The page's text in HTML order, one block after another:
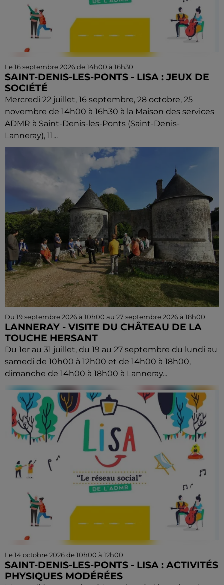
Le 16 septembre 2026 de 14h00 à 16h30
SAINT-DENIS-LES-PONTS - LISA : JEUX DE
SOCIÉTÉ
Mercredi 22 juillet, 16 septembre, 28 octobre, 25
novembre de 14h00 à 16h30 à la Maison des services
ADMR à Saint-Denis-les-Ponts (Saint-Denis-
Lanneray), 11...
Du 19 septembre 2026 à 10h00 au 27 septembre 2026 à 18h00
LANNERAY - VISITE DU CHÂTEAU DE LA
TOUCHE HERSANT
Du 1er au 31 juillet, du 19 au 27 septembre du lundi au
samedi de 10h00 à 12h00 et de 14h00 à 18h00,
dimanche de 14h00 à 18h00 à Lanneray...
Le 14 octobre 2026 de 10h00 à 12h00
SAINT-DENIS-LES-PONTS - LISA : ACTIVITÉS
PHYSIQUES MODÉRÉES